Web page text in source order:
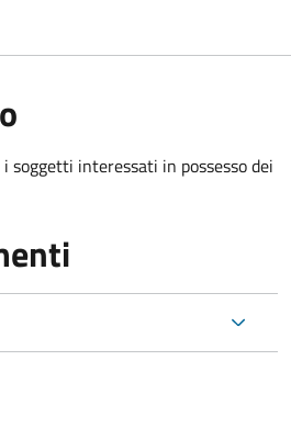
interessati in possesso dei